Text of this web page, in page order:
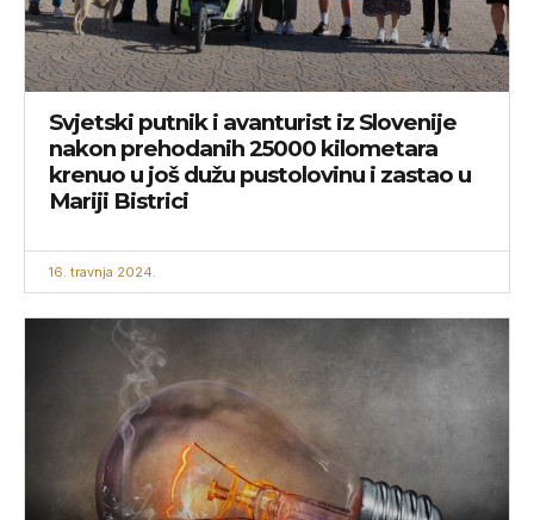
Svjetski putnik i avanturist iz Slovenije
nakon prehodanih 25000 kilometara
krenuo u još dužu pustolovinu i zastao u
Mariji Bistrici
16. travnja 2024.